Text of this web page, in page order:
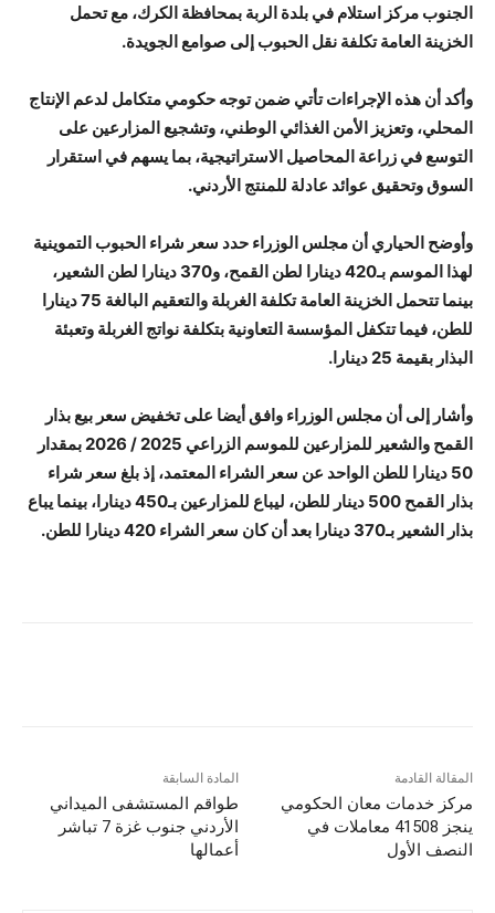
الجنوب مركز استلام في بلدة الربة بمحافظة الكرك، مع تحمل
الخزينة العامة تكلفة نقل الحبوب إلى صوامع الجويدة.
وأكد أن هذه الإجراءات تأتي ضمن توجه حكومي متكامل لدعم الإنتاج
المحلي، وتعزيز الأمن الغذائي الوطني، وتشجيع المزارعين على
التوسع في زراعة المحاصيل الاستراتيجية، بما يسهم في استقرار
السوق وتحقيق عوائد عادلة للمنتج الأردني.
وأوضح الحياري أن مجلس الوزراء حدد سعر شراء الحبوب التموينية
لهذا الموسم بـ420 دينارا لطن القمح، و370 دينارا لطن الشعير،
بينما تتحمل الخزينة العامة تكلفة الغربلة والتعقيم البالغة 75 دينارا
للطن، فيما تتكفل المؤسسة التعاونية بتكلفة نواتج الغربلة وتعبئة
البذار بقيمة 25 دينارا.
وأشار إلى أن مجلس الوزراء وافق أيضا على تخفيض سعر بيع بذار
القمح والشعير للمزارعين للموسم الزراعي 2025 / 2026 بمقدار
50 دينارا للطن الواحد عن سعر الشراء المعتمد، إذ بلغ سعر شراء
بذار القمح 500 دينار للطن، ليباع للمزارعين بـ450 دينارا، بينما يباع
بذار الشعير بـ370 دينارا بعد أن كان سعر الشراء 420 دينارا للطن.
المادة السابقة
طواقم المستشفى الميداني
الأردني جنوب غزة 7 تباشر
أعمالها
المقالة القادمة
مركز خدمات معان الحكومي
ينجز 41508 معاملات في
النصف الأول